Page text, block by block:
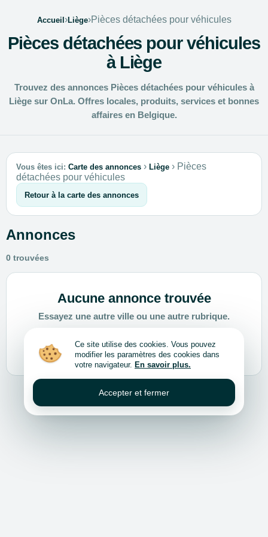
Accueil›Liège›Pièces détachées pour véhicules
Pièces détachées pour véhicules
à Liège
Trouvez des annonces Pièces détachées pour véhicules à
Liège sur OnLa. Offres locales, produits, services et bonnes
affaires en Belgique.
Vous êtes ici: Carte des annonces › Liège › Pièces
détachées pour véhicules
Retour à la carte des annonces
Annonces
0 trouvées
Aucune annonce trouvée
Essayez une autre ville ou une autre rubrique.
Choisir une autre ville ou rubrique
Ce site utilise des cookies. Vous pouvez
modifier les paramètres des cookies dans
votre navigateur. En savoir plus.
Accepter et fermer